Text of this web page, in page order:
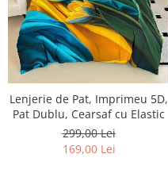
Lenjerie de Pat, Imprimeu 5D,
Pat Dublu, Cearsaf cu Elastic
299,00 Lei
169,00 Lei